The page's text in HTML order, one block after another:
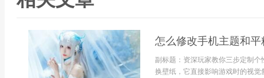
怎么修改手机主题和
副标题：资深玩家教你三步定制
换壁纸，它直接影响游戏时的视